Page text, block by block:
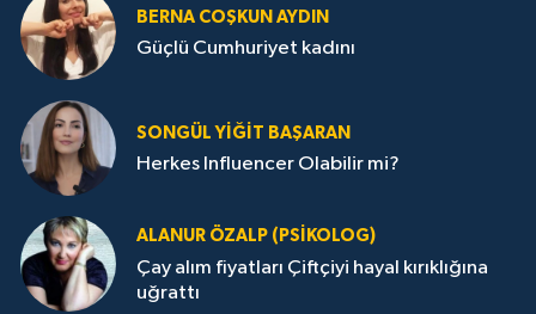
BERNA COŞKUN AYDIN
Güçlü Cumhuriyet kadını
SONGÜL YIĞIT BAŞARAN
Herkes Influencer Olabilir mi?
ALANUR ÖZALP (PSIKOLOG)
Çay alım fiyatları Çiftçiyi hayal kırıklığına
uğrattı